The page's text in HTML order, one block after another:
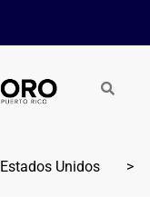
Estados Unidos